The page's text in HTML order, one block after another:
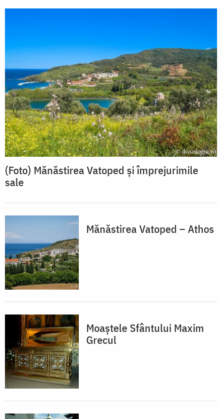
(Foto) Mănăstirea Vatoped și împrejurimile
sale
Mănăstirea Vatoped – Athos
Moaștele Sfântului Maxim
Grecul